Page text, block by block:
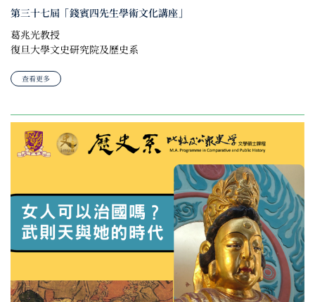
第三十七屆「錢賓四先生學術文化講座」
葛兆光教授
復旦大學文史研究院及歷史系
查看更多